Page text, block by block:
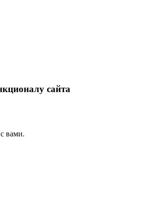
сайта
вами.